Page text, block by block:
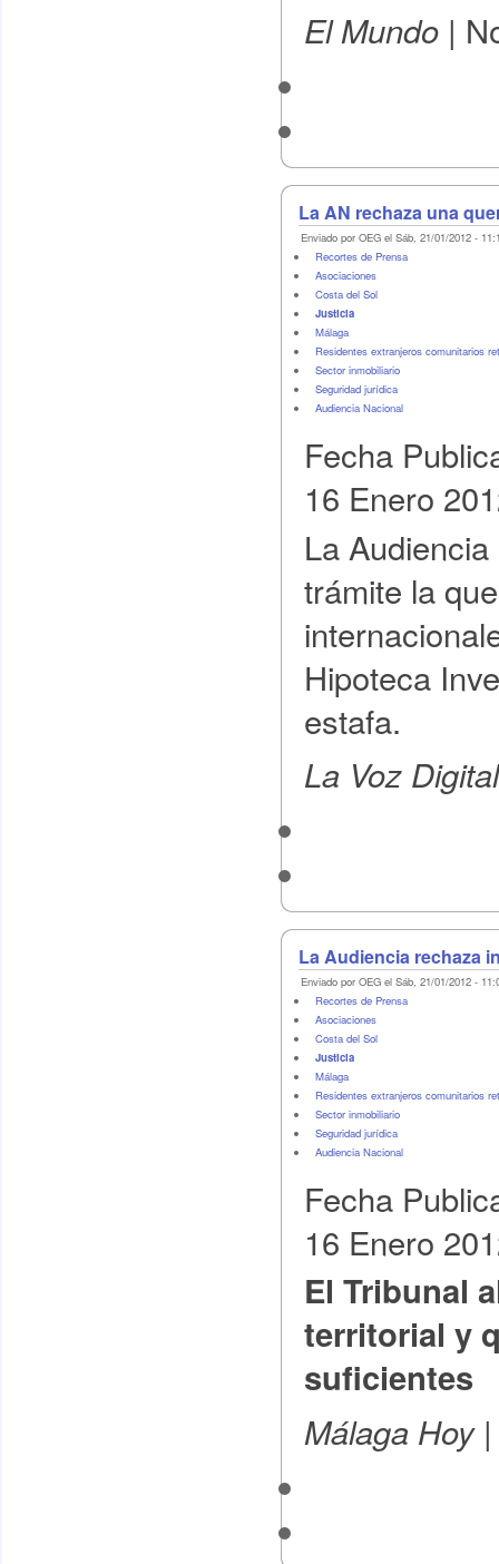
El Mundo |
La AN rechaza una
Enviado por OEG el Sáb, 21/01/2012 -
Recortes de Prensa
Asociaciones
Costa del Sol
Justicia
Málaga
Residentes extranjeros comunitarios
Sector inmobiliario
Seguridad jurídica
Audiencia Nacional
Fecha
16 Enero
La
trámite la
Hipoteca
estafa.
La Voz
La Audiencia rechaza
Enviado por OEG el Sáb, 21/01/2012 -
Recortes de Prensa
Asociaciones
Costa del Sol
Justicia
Málaga
Residentes extranjeros comunitarios
Sector inmobiliario
Seguridad jurídica
Audiencia Nacional
Fecha
16 Enero
El Tribunal
territorial y
suficientes
Málaga Hoy|